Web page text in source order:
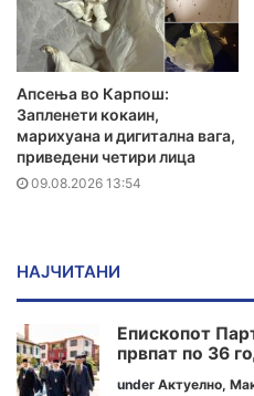
Апсења во Карпош:
Запленети кокаин,
марихуана и дигитална вага,
приведени четири лица
09.08.2026 13:54
НАЈЧИТАНИ
Епископот
првпат по 36
under Актуелно,